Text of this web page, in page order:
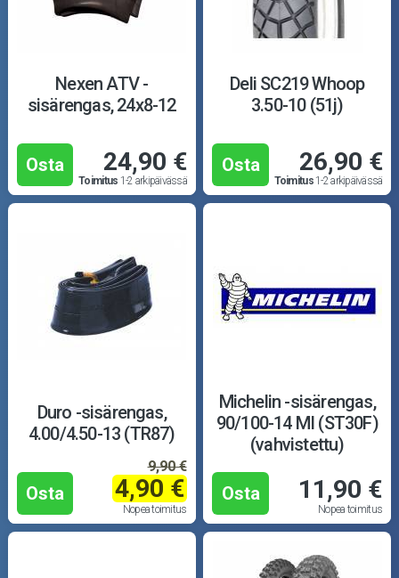
Nexen ATV -
sisärengas, 24x8-12
Osta 24,90 €
Toimitus 1-2 arkipäivässä
Deli SC219 Whoop
3.50-10 (51j)
Osta 26,90 €
Toimitus1-2 arkipäivässä
Duro -sisärengas,
4.00/4.50-13 (TR87)
Osta
9,90 €
4,90 €
Nopea toimitus
Michelin -sisärengas,
90/100-14 MI (ST30F)
(vahvistettu)
Osta 11,90 €
Nopea toimitus